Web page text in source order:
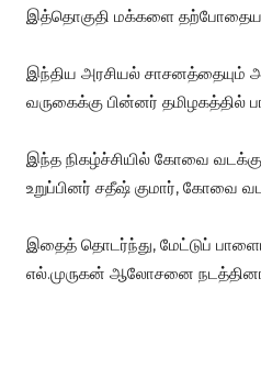
இத்தொகுதி மக்களை தற்போதைய
இந்திய அரசியல் சாசனத்தையும்
வருகைக்கு பின்னர் தமிழகத்தில்
இந்த நிகழ்ச்சியில் கோவை
உறுப்பினர் சதீஷ் குமார், கோவை
இதைத் தொடர்ந்து, மேட்டுப்
எல்.முருகன் ஆலோசனை